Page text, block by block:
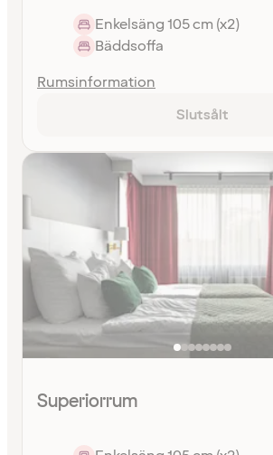
Enkelsäng 105 cm (x2)
Bäddsoffa
Rumsinformation
Slutsålt
Superiorrum